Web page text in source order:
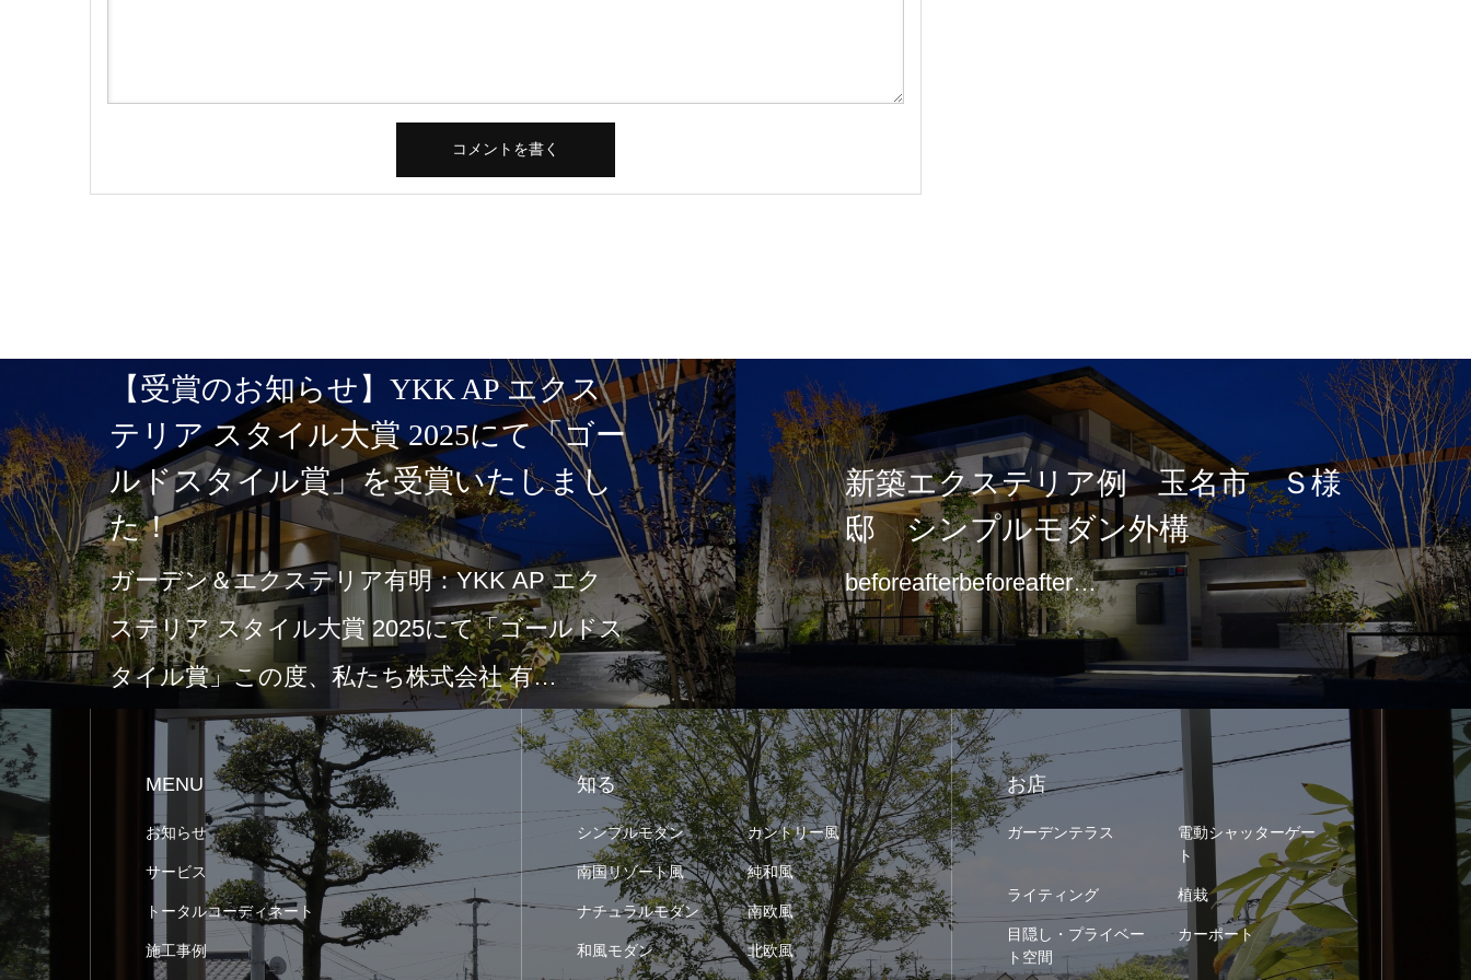
【受賞のお知らせ】YKK AP エクス
テリア スタイル大賞 2025にて「ゴー
ルドスタイル賞」を受賞いたしまし
た！
ガーデン＆エクステリア有明：YKK AP エク
ステリア スタイル大賞 2025にて「ゴールドス
タイル賞」この度、私たち株式会社 有…
新築エクステリア例 玉名市 Ｓ様
邸 シンプルモダン外構
beforeafterbeforeafter…
MENU
お知らせ
サービス
トータルコーディネート
施工事例
知る
シンプルモダン カントリー風
南国リゾート風 純和風
ナチュラルモダン 南欧風
和風モダン 北欧風
お店
ガーデンテラス
電動シャッターゲー
ト
ライティング 植栽
目隠し・プライベー
ト空間
カーポート